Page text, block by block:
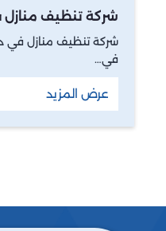
شركة تنظيف
شركة تنظيف منازل في
في…
عرض المزيد